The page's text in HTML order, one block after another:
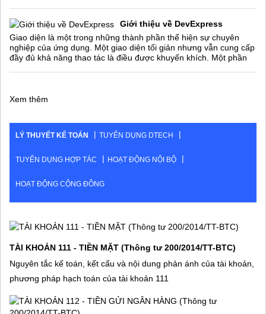
Giới thiệu về DevExpress
Giao diện là một trong những thành phần thể hiện sự chuyên
nghiệp của ứng dụng. Một giao diện tối giản nhưng vẫn cung cấp
đầy đủ khả năng thao tác là điều được khuyến khích. Một phần
Xem thêm
LÝ THUYẾT KẾ TOÁN TUYỂN DỤNG DTECH
TUYỂN DỤNG HỢP TÁC HOẠT ĐỘNG NỘI BỘ
HOẠT ĐỘNG CỘNG ĐỒNG
TÀI KHOẢN 111 - TIỀN MẶT (Thông tư 200/2014/TT-BTC)
Nguyên tắc kế toán, kết cấu và nội dung phản ánh của tài khoản,
phương pháp hạch toán của tài khoản 111